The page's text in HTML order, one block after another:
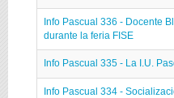
Info Pascual 336 - Docente
durante la feria FISE
Info Pascual 335 - La I.U.
Info Pascual 334 -